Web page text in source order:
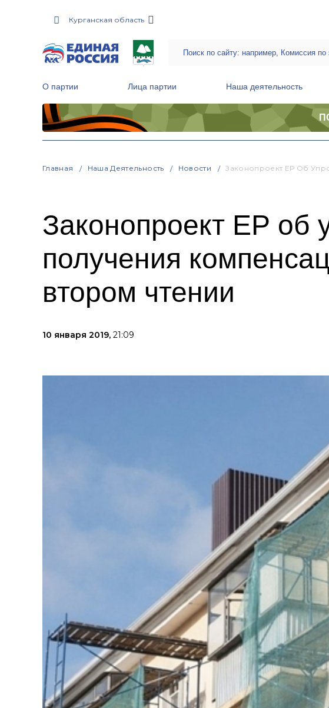
Курганская область
О партии Лица партии Наша деятельность
Главная Наша Деятельность Новости Законопроект ЕР Об
Законопроект ЕР об
получения
втором чтении
10 января 2019, 21:09